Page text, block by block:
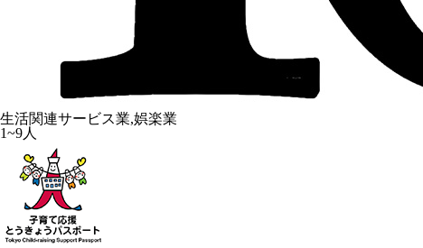
生活関連サービス業,娯楽業
1~9人